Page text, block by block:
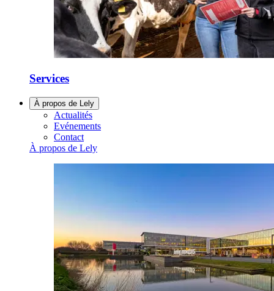
Services
À propos de Lely
Actualités
Evénements
Contact
À propos de Lely